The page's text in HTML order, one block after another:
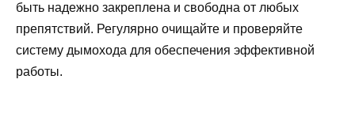
быть надежно закреплена и свободна от любых
препятствий. Регулярно очищайте и проверяйте
систему дымохода для обеспечения эффективной
работы.